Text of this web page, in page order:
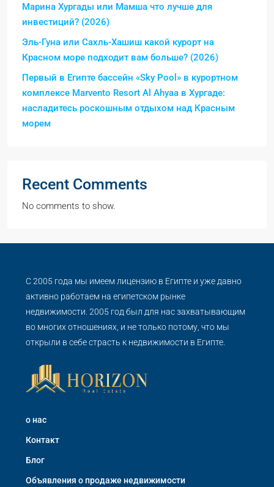
Марина Хургады или Мамша что лучше для
инвестиций? (2026)
Эль-Гуна или Сахль-Хашиш какой курорт на
Красном море подходит вам больше? (2026)
Первый в Египте бассейн «Sky Pool» в курортном
комплексе Marvento Resort Al Ahyaa в Хургаде:
насладитесь роскошным отдыхом над Красным
морем
Recent Comments
No comments to show.
С 2005 года мы имеем лицензию в Египте и уже давно
активно работаем на египетском рынке
недвижимости. 2005 год был для нас захватывающим
во многих отношениях, и не только потому, что мы
открыли в себе страсть к недвижимости в Египте.
о нас
Контакт
Блог
Объявления о продаже недвижимости